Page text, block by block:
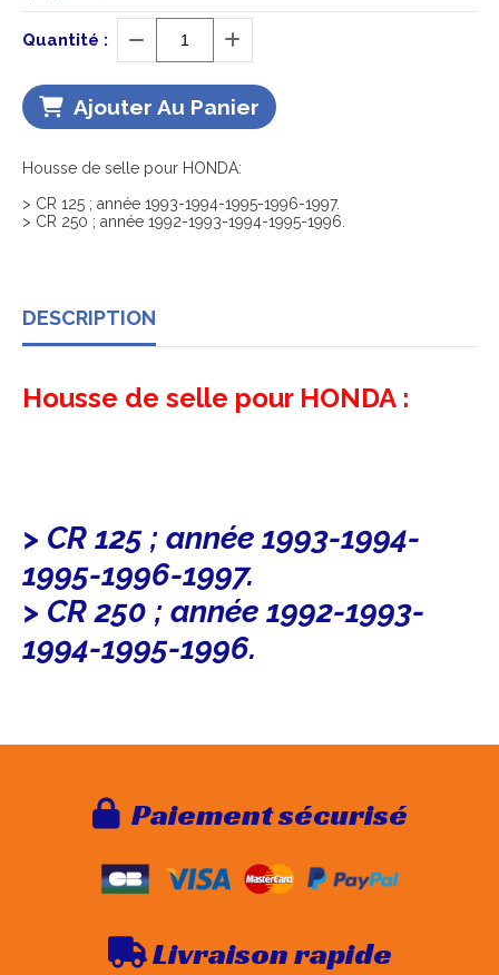
Quantité :
Ajouter Au Panier
Housse de selle pour HONDA:
> CR 125 ; année 1993-1994-1995-1996-1997.
> CR 250 ; année 1992-1993-1994-1995-1996.
DESCRIPTION
Housse de selle pour HONDA :
> CR 125 ; année 1993-1994-
1995-1996-1997.
> CR 250 ; année 1992-1993-
1994-1995-1996.
Paiement sécurisé
Livraison rapide